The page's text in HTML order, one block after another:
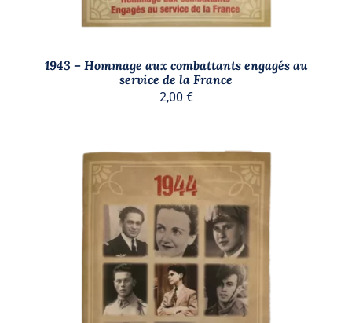
1943 – Hommage aux combattants engagés au
service de la France
2,00 €
AJOUTER AU PANIER
/